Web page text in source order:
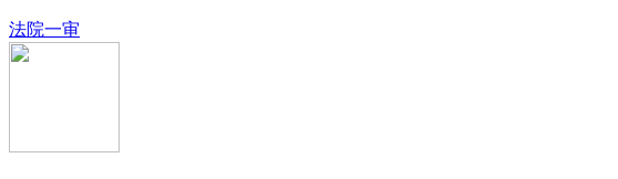
法院一审